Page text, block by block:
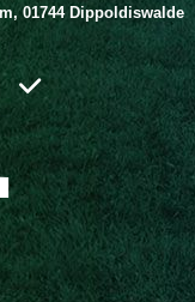
01744 Dippoldiswalde